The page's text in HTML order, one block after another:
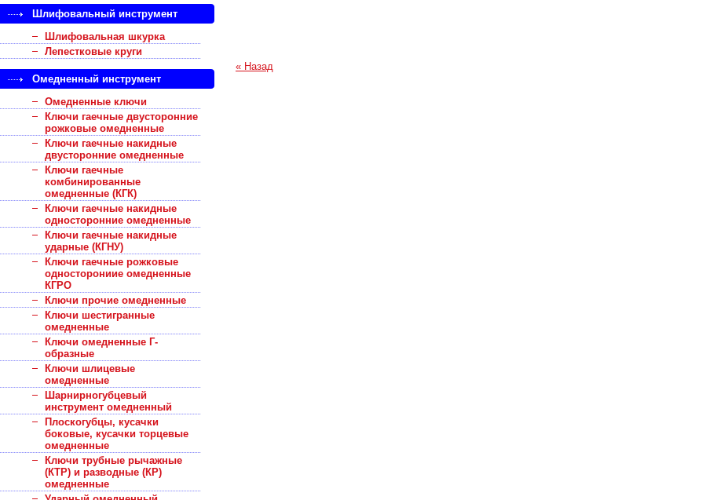
« Назад
Шлифовальный инструмент
Шлифовальная шкурка
Лепестковые круги
Омедненный инструмент
Омедненные ключи
Ключи гаечные двусторонние
рожковые омедненные
Ключи гаечные накидные
двусторонние омедненные
Ключи гаечные
комбинированные
омедненные (КГК)
Ключи гаечные накидные
односторонние омедненные
Ключи гаечные накидные
ударные (КГНУ)
Ключи гаечные рожковые
односторониие омедненные
КГРО
Ключи прочие омедненные
Ключи шестигранные
омедненные
Ключи омедненные Г-
образные
Ключи шлицевые
омедненные
Шарнирногубцевый
инструмент омедненный
Плоскогубцы, кусачки
боковые, кусачки торцевые
омедненные
Ключи трубные рычажные
(КТР) и разводные (КР)
омедненные